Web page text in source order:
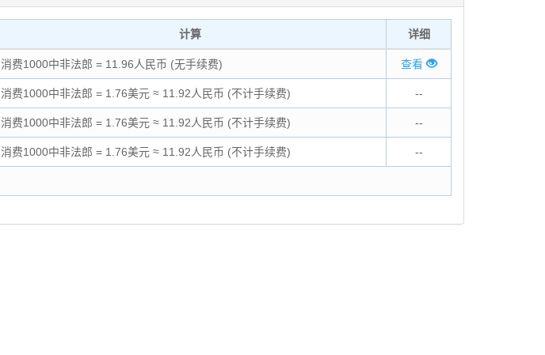
计算 详细
消费1000中非法郎 = 11.96人民币 (无手续费) 查看
消费1000中非法郎 = 1.76美元 ≈ 11.92人民币 (不计手续费) --
消费1000中非法郎 = 1.76美元 ≈ 11.92人民币 (不计手续费) --
消费1000中非法郎 = 1.76美元 ≈ 11.92人民币 (不计手续费) --